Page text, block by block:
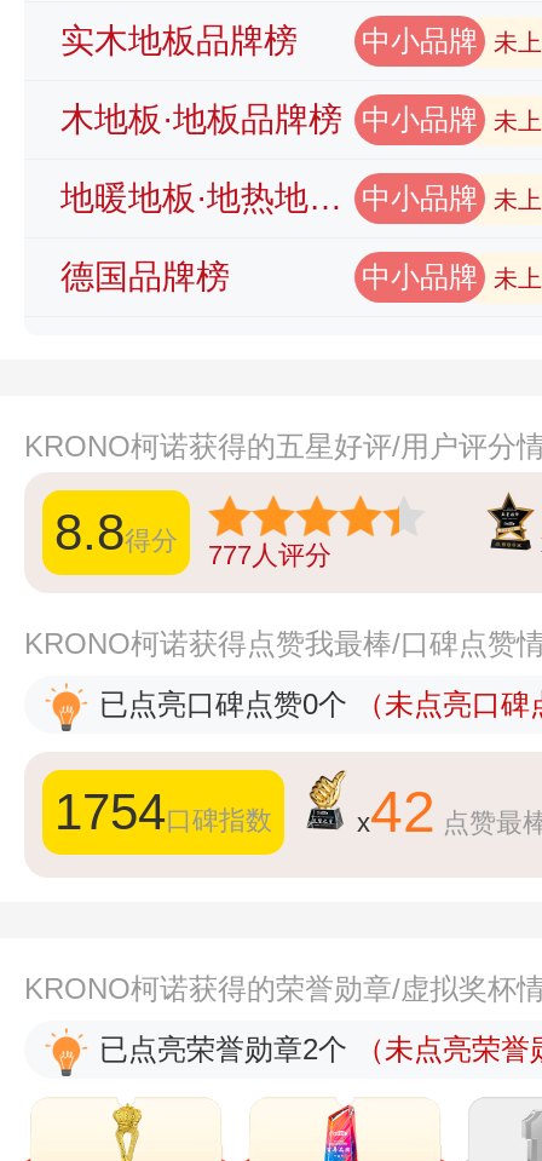
实木地板品牌榜 中小品牌 未
木地板·地板品牌榜 中小品牌 未
地暖地板·地热地板品牌榜 中小品牌 未
德国品牌榜 中小品牌 未
KRONO柯诺获得的五星好评/用户评分
8.8得分 777人评分
KRONO柯诺获得点赞我最棒/口碑点赞
已点亮口碑点赞0个
（未点亮口
1754口碑指数 x42 点赞最
KRONO柯诺获得的荣誉勋章/虚拟奖杯
已点亮荣誉勋章2个
（未点亮荣